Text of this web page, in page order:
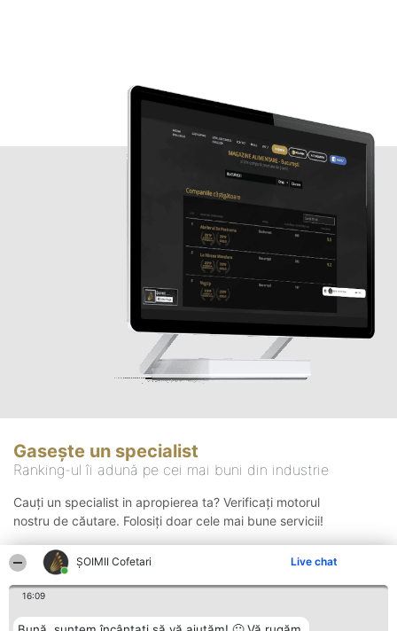
ȘOIMII Cofetari Live chat
16:09
Gasește un specialist
Ranking-ul îi adună pe cei mai buni din industrie
Cauți un specialist in apropierea ta? Verificați motorul
nostru de căutare. Folosiți doar cele mai bune servicii!